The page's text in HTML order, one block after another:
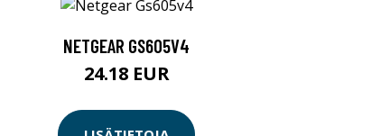
NETGEAR GS605V4
24.18 EUR